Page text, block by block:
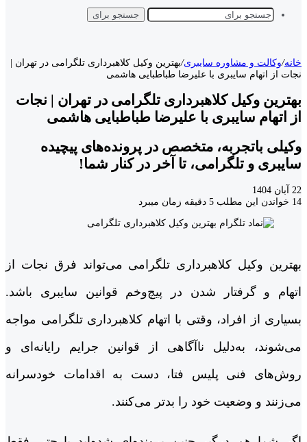
جستجو برای
خانه/وکالت و مشاوره سایبری/بهترین وکیل کلاهبرداری تلگرامی در تهران |
نجات از اتهام سایبری با علیرضا طباطبایی هاشمی
بهترین وکیل کلاهبرداری تلگرامی در تهران | نجات
از اتهام سایبری با علیرضا طباطبایی هاشمی
وکیلی باتجربه، متخصص در پرونده‌های پیچیده
سایبری و تلگرامی، تا آخر در کنار شما!
22 آبان 1404
14 خواندن این مطلب 5 دقیقه زمان میبرد
بهترین وکیل کلاهبرداری تلگرامی می‌تواند فرق نجات از
اتهام و گرفتار شدن در پیچ‌و‌خم قوانین سایبری باشد.
بسیاری از افراد، وقتی با اتهام کلاهبرداری تلگرامی مواجه
می‌شوند، به‌دلیل ناآگاهی از قوانین جرایم رایانه‌ای و
روش‌های فنی پلیس فتا، دست به اقدامات خودسرانه
می‌زنند و وضعیت خود را بدتر می‌کنند.